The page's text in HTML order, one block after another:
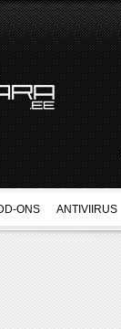
ONS ANTIVIIRUS